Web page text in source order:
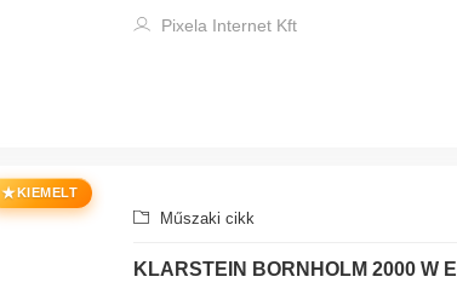
Pixela Internet Kft
★KIEMELT
Műszaki cikk
KLARSTEIN BORNHOLM 2000 W